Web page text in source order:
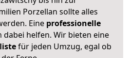
Porzellan sollte alles
Eine professionelle
dabei helfen. Wir bieten eine
für jeden Umzug, egal ob